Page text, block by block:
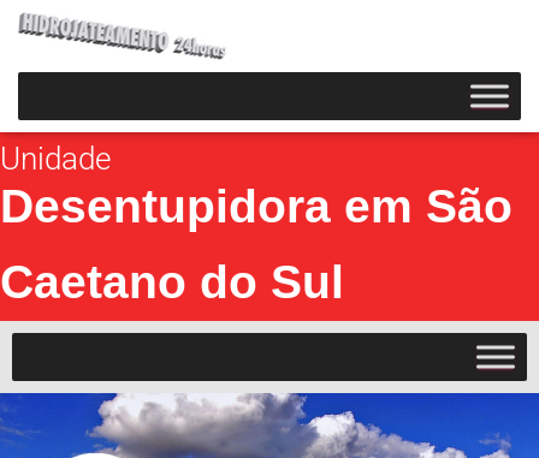
Unidade
Desentupidora em São
Caetano do Sul